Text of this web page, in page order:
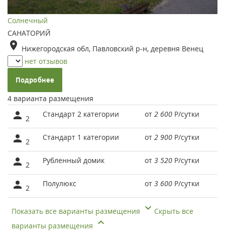
Солнечный
САНАТОРИЙ
Нижегородская обл, Павловский р-н, деревня Венец
нет отзывов
Подробнее
4 варианта размещения
2 Стандарт 2 категории от 2 600 Р/сутки
2 Стандарт 1 категории от 2 900 Р/сутки
2 Рубленный домик от 3 520 Р/сутки
2 Полулюкс от 3 600 Р/сутки
Показать все варианты размещения
Скрыть все
варианты размещения